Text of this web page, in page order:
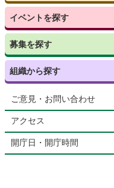
イベントを探す
募集を探す
組織から探す
ご意見・お問い合わせ
アクセス
開庁日・開庁時間